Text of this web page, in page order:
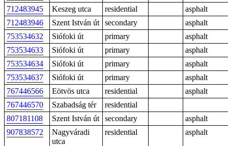
712483945
Keszeg utca residential
asphalt
712483946
Szent István út secondary
asphalt
753534632
Siófoki út primary
asphalt
753534633
Siófoki út primary
asphalt
753534634
Siófoki út primary
asphalt
753534637
Siófoki út primary
asphalt
767446566
Eötvös utca residential
asphalt
767446570
Szabadság tér
residential
807181108
Szent István út secondary
asphalt
907838572
Nagyváradi
utca
residential asphalt